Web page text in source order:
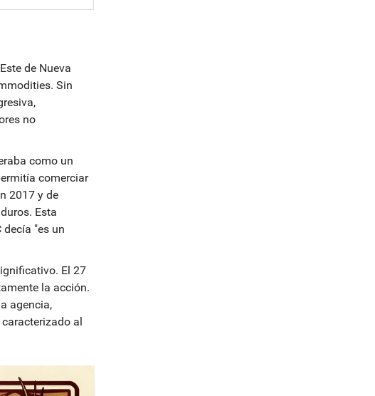
de Nueva
Sin
no
como un
comerciar
2017 y de
Esta
"es un
El 27
la acción.
agencia,
al